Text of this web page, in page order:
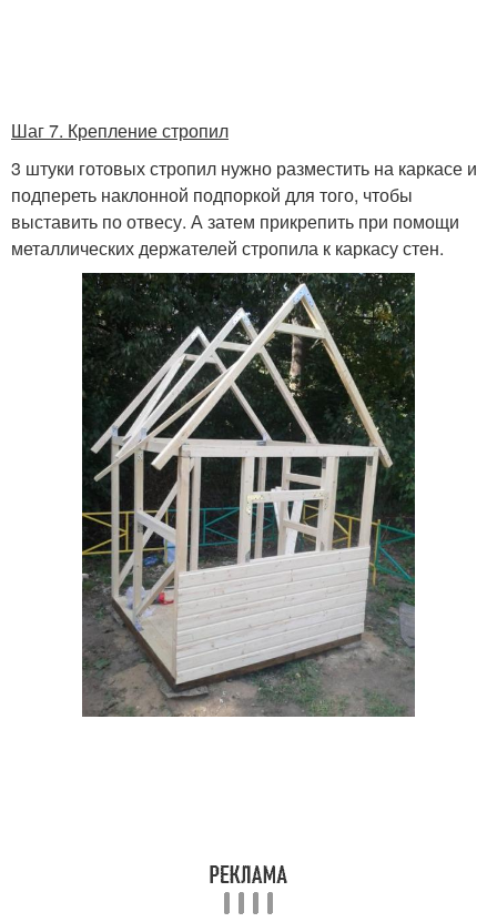
Шаг 7. Крепление стропил
3 штуки готовых стропил нужно разместить на каркасе и
подпереть наклонной подпоркой для того, чтобы
выставить по отвесу. А затем прикрепить при помощи
металлических держателей стропила к каркасу стен.